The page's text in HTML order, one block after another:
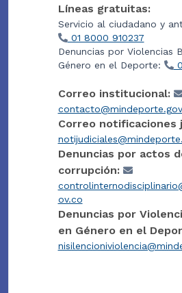
Líneas gratuitas:
Servicio al ciudadano y
01 8000 910237
Denuncias por Violencias
Género en el Deporte:
Correo institucional:
Correo notificaciones
Denuncias por actos
corrupción:
ov.co
Denuncias por
en Género en el